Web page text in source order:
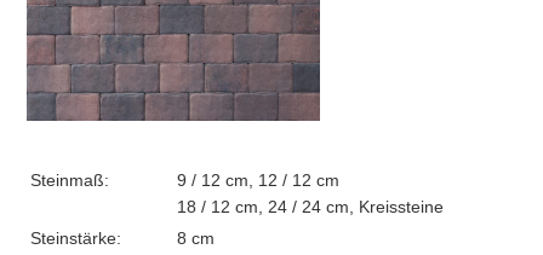
Steinmaß:
9 / 12 cm, 12 / 12 cm
18 / 12 cm, 24 / 24 cm, Kreissteine
Steinstärke:
8 cm